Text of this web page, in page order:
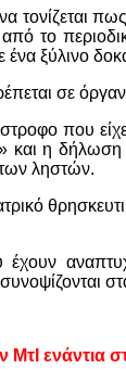
τονίζεται
το
ξύλινο
σε
που
η δήλωση
ληστών.
ΜτΙ ενάντια